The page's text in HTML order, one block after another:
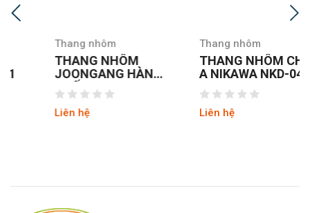
Thang nhôm
THANG NHÔM
JOONGANG HÀN
QUỐC JALS-53
Liên hệ
Thang nhôm
THANG NHÔM CHỮ
A NIKAWA NKD-04
Liên hệ